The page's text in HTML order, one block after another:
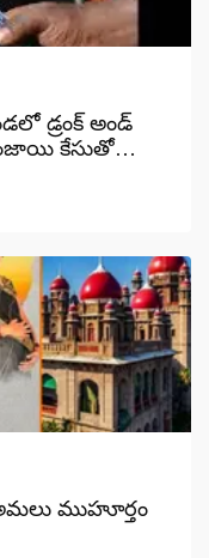
డ్రంక్ అండ్
కేసుతో
ముహూర్తం